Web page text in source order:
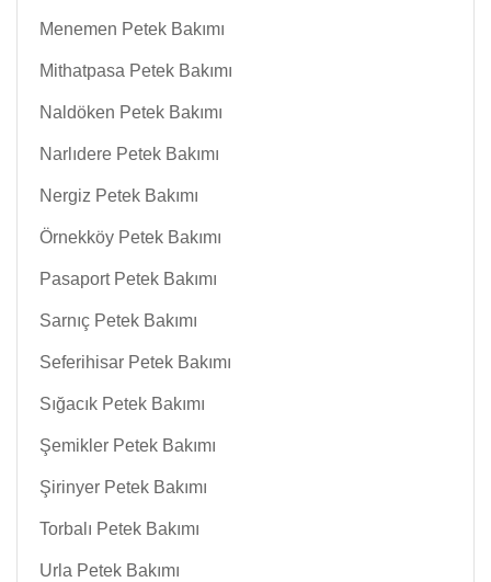
Menemen Petek Bakımı
Mithatpasa Petek Bakımı
Naldöken Petek Bakımı
Narlıdere Petek Bakımı
Nergiz Petek Bakımı
Örnekköy Petek Bakımı
Pasaport Petek Bakımı
Sarnıç Petek Bakımı
Seferihisar Petek Bakımı
Sığacık Petek Bakımı
Şemikler Petek Bakımı
Şirinyer Petek Bakımı
Torbalı Petek Bakımı
Urla Petek Bakımı